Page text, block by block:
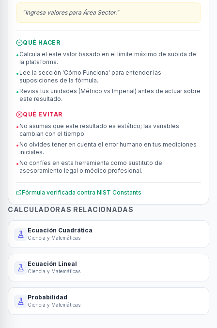
"Ingresa valores para Área Sector."
QUÉ HACER
• Calcula el este valor basado en el límite máximo de subida de
la plataforma.
• Lee la sección 'Cómo Funciona' para entender las
suposiciones de la fórmula.
• Revisa tus unidades (Métrico vs Imperial) antes de actuar sobre
este resultado.
QUÉ EVITAR
• No asumas que este resultado es estático; las variables
cambian con el tiempo.
• No olvides tener en cuenta el error humano en tus mediciones
iniciales.
• No confíes en esta herramienta como sustituto de
asesoramiento legal o médico profesional.
Fórmula verificada contra NIST Constants
CALCULADORAS RELACIONADAS
Ecuación Cuadrática
Ciencia y Matemáticas
Ecuación Lineal
Ciencia y Matemáticas
Probabilidad
Ciencia y Matemáticas